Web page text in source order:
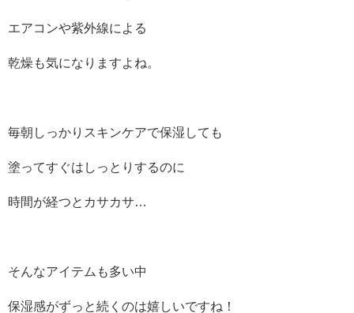
エアコンや紫外線による
乾燥も気になりますよね。
毎朝しっかりスキンケアで保湿しても
塗ってすぐはしっとりするのに
時間が経つとカサカサ…
そんなアイテムも多い中
保湿感がずっと続くのは嬉しいですね！